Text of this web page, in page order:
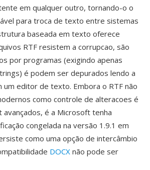
em qualquer outro, tornando-o o
para troca de texto entre sistemas
baseada em texto oferece
RTF resistem a corrupcao, são
por programas (exigindo apenas
é podem ser depurados lendo a
um editor de texto. Embora o RTF não
como controle de alteracoes é
é a Microsoft tenha
congelada na versão 1.9.1 em
como uma opção de intercâmbio
DOCX não pode ser